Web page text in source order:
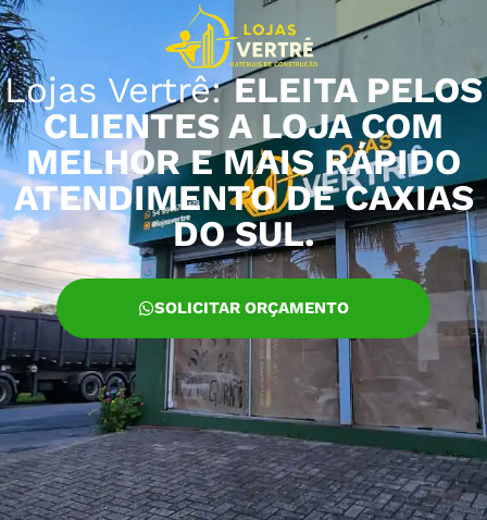
Lojas Vertrê:ELEITA PELOS
CLIENTES A LOJA COM
MELHOR E MAIS RÁPIDO
ATENDIMENTO DE CAXIAS
DO SUL.
SOLICITAR ORÇAMENTO